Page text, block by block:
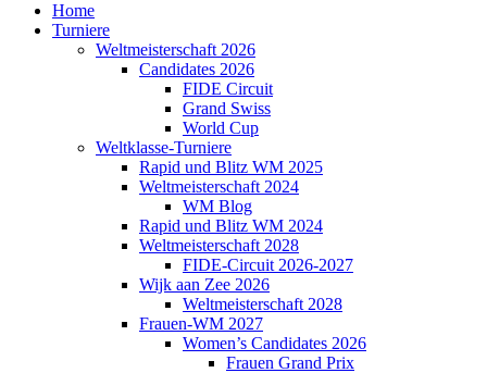
Home
Turniere
Weltmeisterschaft 2026
Candidates 2026
FIDE Circuit
Grand Swiss
World Cup
Weltklasse-Turniere
Rapid und Blitz WM 2025
Weltmeisterschaft 2024
WM Blog
Rapid und Blitz WM 2024
Weltmeisterschaft 2028
FIDE-Circuit 2026-2027
Wijk aan Zee 2026
Weltmeisterschaft 2028
Frauen-WM 2027
Women’s Candidates 2026
Frauen Grand Prix